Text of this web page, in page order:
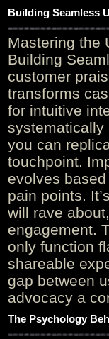
Building Seamless
Mastering the
Building
customer
transforms
for intuitive
systematically
you can
touchpoint.
evolves
pain points.
will rave
engagement.
only function
shareable
gap between
advocacy a
The Psychology